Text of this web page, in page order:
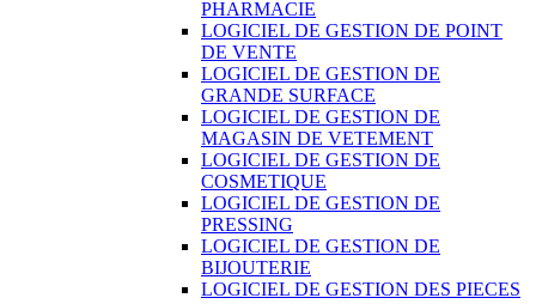
PHARMACIE
LOGICIEL DE GESTION DE POINT
DE VENTE
LOGICIEL DE GESTION DE
GRANDE SURFACE
LOGICIEL DE GESTION DE
MAGASIN DE VETEMENT
LOGICIEL DE GESTION DE
COSMETIQUE
LOGICIEL DE GESTION DE
PRESSING
LOGICIEL DE GESTION DE
BIJOUTERIE
LOGICIEL DE GESTION DES PIECES